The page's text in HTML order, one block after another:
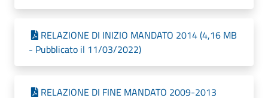
RELAZIONE DI INIZIO MANDATO 2014 (4,16 MB
- Pubblicato il 11/03/2022)
RELAZIONE DI FINE MANDATO 2009-2013